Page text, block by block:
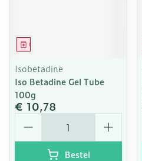
Geneesmiddel
Isobetadine
Iso Betadine Gel Tube
100g
€ 10,78
Aantal
Bestel